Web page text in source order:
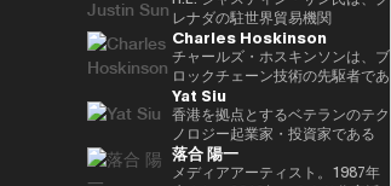
成28(2016)年 民進党代表選に出
馬。党幹事長代理を拝命 平成
29(2017)年 第48回衆院選で
82,345票を得て4期目当選(希望
の党公認、香川2区) 希望の党共
同代表選に出馬。希望の党代表
(11月〜) 平成30(2018)年 国民民
主党共同代表(5月~9月) 国民民主
党代表(9月~) 令和2(2020)年 分党
Web3小委員会の各事務局長。
府（IT担当）大臣政務官、国土交
通副大臣、内閣常任委員長等を歴
任し、自民党IT戦略特命委員会委
員長として、自民党のIT政策を主
導。平成30年10月第4次安倍改造
内閣にてIT担当大臣、内閣府特命
担当(科学技術・知的財産戦略・
クールジャパン戦略・宇宙政策)
大臣就任。令和2年菅内閣にてデ
ザイン。多分野の学術誌・学会に
研究を発表、多くの企業や自治体
と共同事業を行う。報道・討論・
お笑い・アート・ファッションな
ど多様な動画や雑誌の企画や出演
にも関わる。著書『22世紀の資
本主義：やがてお金は絶滅する』
『22世紀の民主主義：選挙はア
ルゴリズムになり、政治家はネコ
レナダの駐世界貿易機関
（WTO）大使および元常駐代表
であり、世界をリードするブロッ
クチェーンおよびDAOである
TRON の創設者、さらに世界最
大級の暗号資産取引所の一つ
HTX のアドバイザーを務めてい
ます。 アリババ創業者ジャッ
ク・マー氏の薫陶を受けた人物と
Charles Hoskinson
チャールズ・ホスキンソンは、ブ
ロックチェーン技術の先駆者であ
り、分散型プラットフォーム「カ
ルダノ（Cardano）」の創設者
です。元々はイーサリアムの共同
創設者の一人でもあり、数理論理
学と暗号学に強い背景を持ってい
Yat Siu
香港を拠点とするベテランのテク
ノロジー起業家・投資家である
Yat Siu氏は、Animoca Brands
の共同創業者兼エグゼクティブ・
落合 陽一
メディアアーティスト。1987年